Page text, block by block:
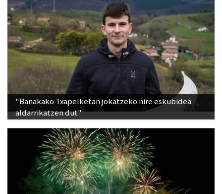
"Banakako Txapelketan jokatzeko nire eskubidea
aldarrikatzen dut"